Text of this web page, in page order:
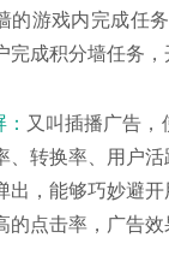
的游戏内完成任
完成积分墙任务，
又叫插播广告，
、转换率、用户
出，能够巧妙避
的点击率，广告效